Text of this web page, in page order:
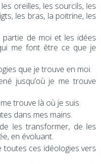
oreilles, les sourcils, les
les bras, la poitrine, les
partie de moi et les idées
me font être ce que je
que je trouve en moi.
jusqu’où je me trouve
trouve là où je suis.
dans mes mains.
les transformer, de les
en évoluant.
toutes ces idéologies vers